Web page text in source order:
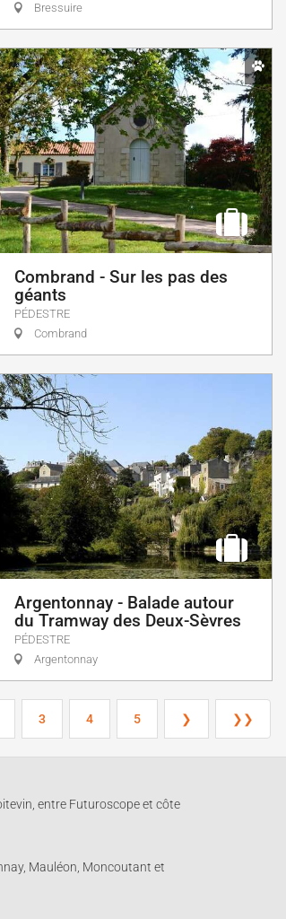
Bressuire
Combrand - Sur les pas des
géants
PÉDESTRE
Combrand
Argentonnay - Balade autour
du Tramway des Deux-Sèvres
PÉDESTRE
Argentonnay
3 4 5 ❯ ❯❯
entre Futuroscope et côte
Mauléon, Moncoutant et